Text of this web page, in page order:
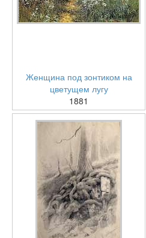
Женщина под зонтиком на
цветущем лугу
1881